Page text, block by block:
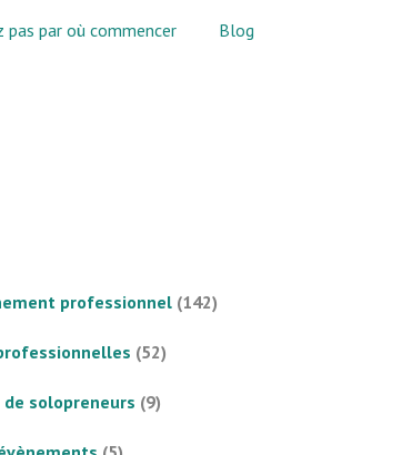
pas par où commencer
Blog
professionnel (142)
(52)
de solopreneurs (9)